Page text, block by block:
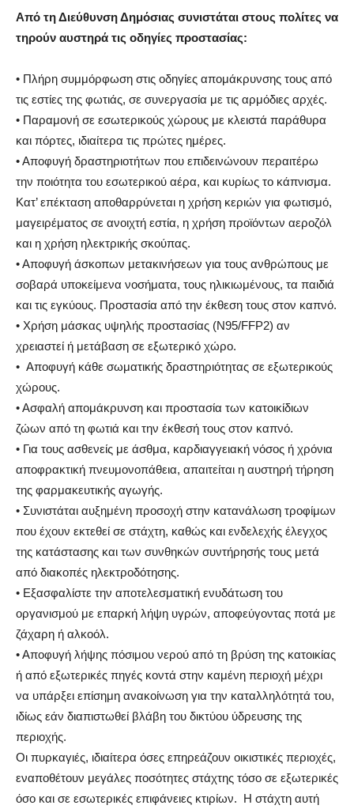
Από τη Διεύθυνση Δημόσιας συνιστάται στους πολίτες να
τηρούν αυστηρά τις οδηγίες προστασίας:
• Πλήρη συμμόρφωση στις οδηγίες απομάκρυνσης τους από
τις εστίες της φωτιάς, σε συνεργασία με τις αρμόδιες αρχές.
• Παραμονή σε εσωτερικούς χώρους με κλειστά παράθυρα
και πόρτες, ιδιαίτερα τις πρώτες ημέρες.
•Αποφυγή δραστηριοτήτων που επιδεινώνουν περαιτέρω
την ποιότητα του εσωτερικού αέρα, και κυρίως το κάπνισμα.
Κατ’ επέκταση αποθαρρύνεται η χρήση κεριών για φωτισμό,
μαγειρέματος σε ανοιχτή εστία, η χρήση προϊόντων αεροζόλ
και η χρήση ηλεκτρικής σκούπας.
•Αποφυγή άσκοπων μετακινήσεων για τους ανθρώπους με
σοβαρά υποκείμενα νοσήματα, τους ηλικιωμένους, τα παιδιά
και τις εγκύους. Προστασία από την έκθεση τους στον καπνό.
• Χρήση μάσκας υψηλής προστασίας (Ν95/FFP2) αν
χρειαστεί ή μετάβαση σε εξωτερικό χώρο.
• Αποφυγή κάθε σωματικής δραστηριότητας σε εξωτερικούς
χώρους.
•Ασφαλή απομάκρυνση και προστασία των κατοικίδιων
ζώων από τη φωτιά και την έκθεσή τους στον καπνό.
• Για τους ασθενείς με άσθμα, καρδιαγγειακή νόσος ή χρόνια
αποφρακτική πνευμονοπάθεια, απαιτείται η αυστηρή τήρηση
της φαρμακευτικής αγωγής.
• Συνιστάται αυξημένη προσοχή στην κατανάλωση τροφίμων
που έχουν εκτεθεί σε στάχτη, καθώς και ενδελεχής έλεγχος
της κατάστασης και των συνθηκών συντήρησής τους μετά
από διακοπές ηλεκτροδότησης.
• Εξασφαλίστε την αποτελεσματική ενυδάτωση του
οργανισμού με επαρκή λήψη υγρών, αποφεύγοντας ποτά με
ζάχαρη ή αλκοόλ.
•Αποφυγή λήψης πόσιμου νερού από τη βρύση της κατοικίας
ή από εξωτερικές πηγές κοντά στην καμένη περιοχή μέχρι
να υπάρξει επίσημη ανακοίνωση για την καταλληλότητά του,
ιδίως εάν διαπιστωθεί βλάβη του δικτύου ύδρευσης της
περιοχής.
Οι πυρκαγιές, ιδιαίτερα όσες επηρεάζουν οικιστικές περιοχές,
εναποθέτουν μεγάλες ποσότητες στάχτης τόσο σε εξωτερικές
όσο και σε εσωτερικές επιφάνειες κτιρίων. Η στάχτη αυτή